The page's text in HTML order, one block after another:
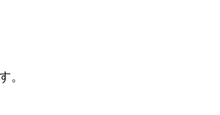
。